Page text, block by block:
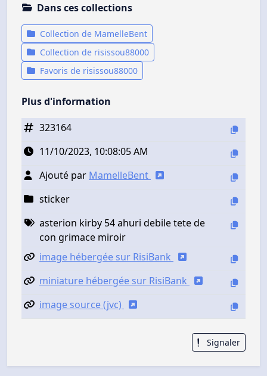
Dans ces collections
Collection de MamelleBent
Collection de risissou88000
Favoris de risissou88000
Plus d'information
323164
11/10/2023, 10:08:05 AM
Ajouté par MamelleBent
sticker
asterion kirby 54 ahuri debile tete de
con grimace miroir
image hébergée sur RisiBank
miniature hébergée sur RisiBank
image source (jvc)
Signaler